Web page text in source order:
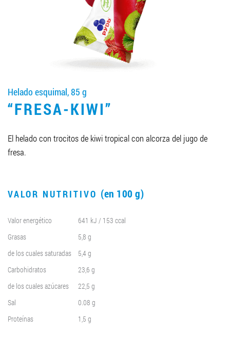
LLEGAR A SER SOCIO
0412 48 28 17
0412 42 29 23
Helado esquimal, 85 g
“FRESA-KIWI”
El helado con trocitos de kiwi tropical con alcorza del jugo de
fresa.
VALOR NUTRITIVO (en 100 g)
Valor energético
641 kJ / 153 ccal
Grasas
5,8 g
de los cuales saturadas
5,4 g
Carbohidratos
23,6 g
de los cuales azúcares
22,5 g
Sal
0.08 g
Proteínas
1,5 g